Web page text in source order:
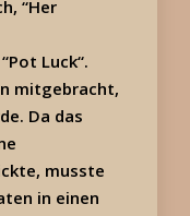
“Her
Luck“.
mitgebracht,
Da das
musste
in einen